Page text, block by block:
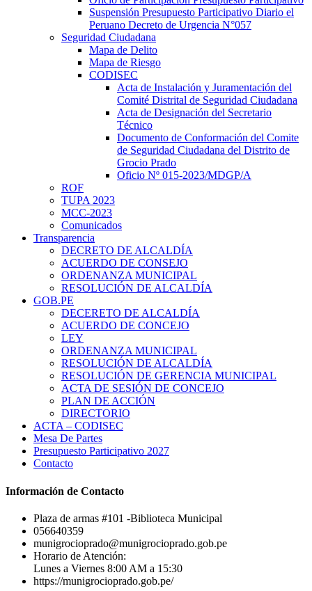
Suspensión Presupuesto Participativo Diario el
Peruano Decreto de Urgencia N°057
Seguridad Ciudadana
Mapa de Delito
Mapa de Riesgo
CODISEC
Acta de Instalación y Juramentación del
Comité Distrital de Seguridad Ciudadana
Acta de Designación del Secretario
Técnico
Documento de Conformación del Comite
de Seguridad Ciudadana del Distrito de
Grocio Prado
Oficio Nº 015-2023/MDGP/A
ROF
TUPA 2023
MCC-2023
Comunicados
Transparencia
DECRETO DE ALCALDÍA
ACUERDO DE CONSEJO
ORDENANZA MUNICIPAL
RESOLUCIÓN DE ALCALDÍA
GOB.PE
DECERETO DE ALCALDÍA
ACUERDO DE CONCEJO
LEY
ORDENANZA MUNICIPAL
RESOLUCIÓN DE ALCALDÍA
RESOLUCIÓN DE GERENCIA MUNICIPAL
ACTA DE SESIÓN DE CONCEJO
PLAN DE ACCIÓN
DIRECTORIO
ACTA – CODISEC
Mesa De Partes
Presupuesto Participativo 2027
Contacto
Información de Contacto
Plaza de armas #101 -Biblioteca Municipal
056640359
munigrocioprado@munigrocioprado.gob.pe
Horario de Atención:
Lunes a Viernes 8:00 AM a 15:30
https://munigrocioprado.gob.pe/